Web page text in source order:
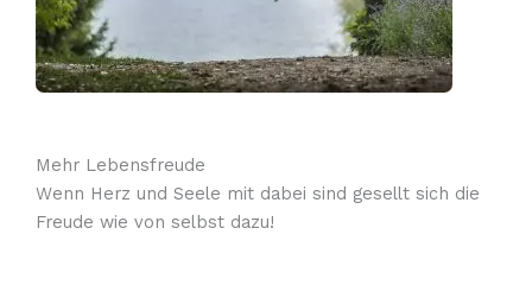
Mehr Lebensfreude
Wenn Herz und Seele mit dabei sind gesellt sich die
Freude wie von selbst dazu!